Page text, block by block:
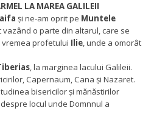
LA MAREA GALILEII
și ne-am oprit pe Muntele
vazând o parte din altarul, care se
vremea profetului Ilie, unde a omorât
, la marginea lacului Galileii.
Capernaum, Cana și Nazaret.
bisericilor și mănăstirilor
locul unde Domnnul a